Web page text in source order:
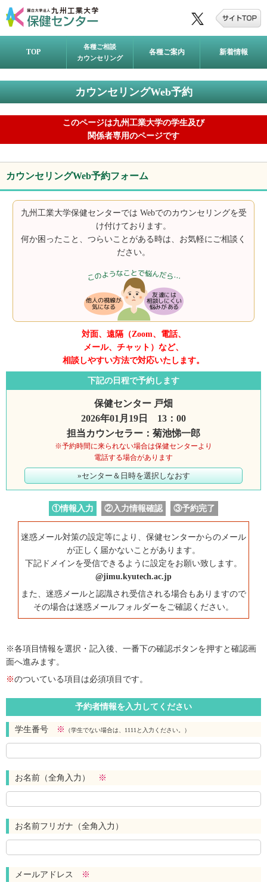
TOP
各種ご相談
カウンセリング
各種ご案内 新着情報
カウンセリングWeb予約
このページは九州工業大学の学生及び
関係者専用のページです
カウンセリングWeb予約フォーム
九州工業大学保健センターでは Webでのカウンセリングを受
け付けております。
何か困ったこと、つらいことがある時は、お気軽にご相談く
ださい。
対面、遠隔（Zoom、電話、
メール、チャット）など、
相談しやすい方法で対応いたします。
下記の日程で予約します
保健センター 戸畑
2026年01月19日 13：00
担当カウンセラー：菊池悌一郎
※予約時間に来られない場合は保健センターより
電話する場合があります
»センター＆日時を選択しなおす
①情報入力 ②入力情報確認 ③予約完了
迷惑メール対策の設定等により、保健センターからのメール
が正しく届かないことがあります。
下記ドメインを受信できるように設定をお願い致します。
@jimu.kyutech.ac.jp
また、迷惑メールと認識され受信される場合もありますので
その場合は迷惑メールフォルダーをご確認ください。
※各項目情報を選択・記入後、一番下の確認ボタンを押すと確認画
面へ進みます。
※のついている項目は必須項目です。
予約者情報を入力してください
学生番号 ※ （学生でない場合は、1111と入力ください。）
お名前（全角入力） ※
お名前フリガナ（全角入力）
メールアドレス ※